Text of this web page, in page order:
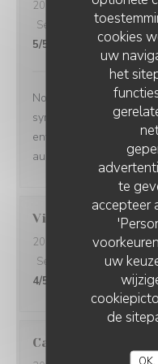
cookies
uw
het
te
accepteer
uw
de
2026-08-06 - 19:30 -
Service
Atmosfeer :
5/5
Nous avons passé un
sympathique, service
enfin des assiettes
aurons plaisir à revenir
Vincenzo
2026-07-22 - 12:30 -
Service
Atmosfeer:
4/5
Cathy